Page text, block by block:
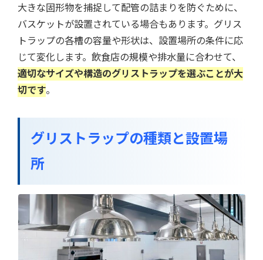
大きな固形物を捕捉して配管の詰まりを防ぐために、
バスケットが設置されている場合もあります。グリス
トラップの各槽の容量や形状は、設置場所の条件に応
じて変化します。飲食店の規模や排水量に合わせて、
適切なサイズや構造のグリストラップを選ぶことが大
切です。
グリストラップの種類と設置場
所